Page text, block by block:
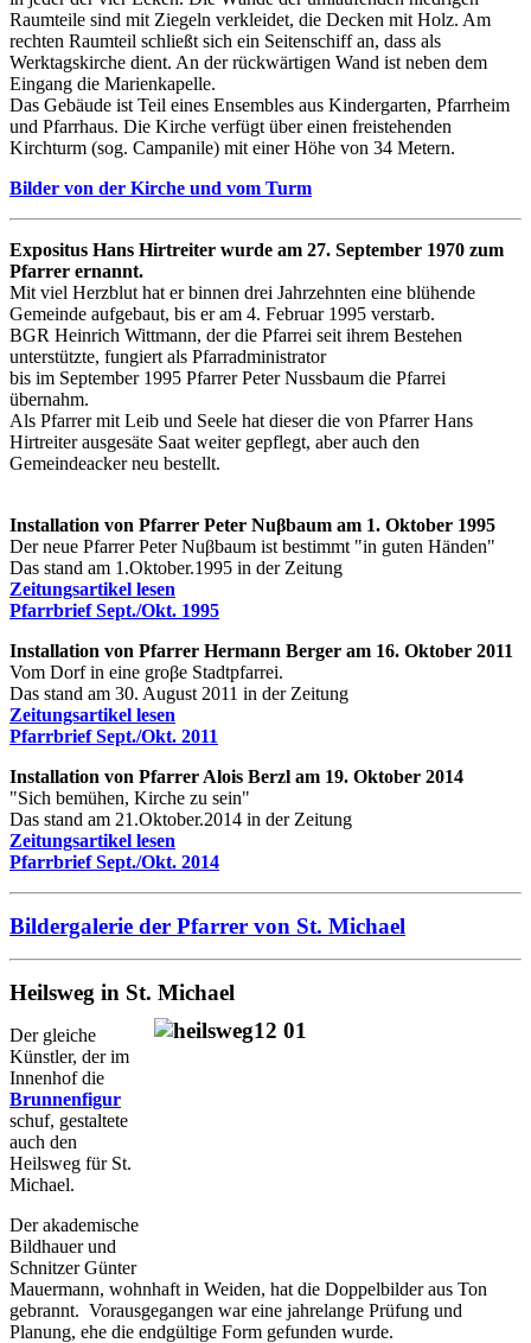
Raumteile sind mit Ziegeln verkleidet, die Decken mit Holz. Am
rechten Raumteil schließt sich ein Seitenschiff an, dass als
Werktagskirche dient. An der rückwärtigen Wand ist neben dem
Eingang die Marienkapelle.
Das Gebäude ist Teil eines Ensembles aus Kindergarten, Pfarrheim
und Pfarrhaus. Die Kirche verfügt über einen freistehenden
Kirchturm (sog. Campanile) mit einer Höhe von 34 Metern.
Bilder von der Kirche und vom Turm
Expositus Hans Hirtreiter wurde am 27. September 1970 zum
Pfarrer ernannt.
Mit viel Herzblut hat er binnen drei Jahrzehnten eine blühende
Gemeinde aufgebaut, bis er am 4. Februar 1995 verstarb.
BGR Heinrich Wittmann, der die Pfarrei seit ihrem Bestehen
unterstützte, fungiert als Pfarradministrator
bis im September 1995 Pfarrer Peter Nussbaum die Pfarrei
übernahm.
Als Pfarrer mit Leib und Seele hat dieser die von Pfarrer Hans
Hirtreiter ausgesäte Saat weiter gepflegt, aber auch den
Gemeindeacker neu bestellt.
Installation von Pfarrer Peter Nuβbaum am 1. Oktober 1995
Der neue Pfarrer Peter Nuβbaum ist bestimmt "in guten Händen"
Das stand am 1.Oktober.1995 in der Zeitung
Zeitungsartikel lesen
Pfarrbrief Sept./Okt. 1995
Installation von Pfarrer Hermann Berger am 16. Oktober 2011
Vom Dorf in eine groβe Stadtpfarrei.
Das stand am 30. August 2011 in der Zeitung
Zeitungsartikel lesen
Pfarrbrief Sept./Okt. 2011
Installation von Pfarrer Alois Berzl am 19. Oktober 2014
"Sich bemühen, Kirche zu sein"
Das stand am 21.Oktober.2014 in der Zeitung
Zeitungsartikel lesen
Pfarrbrief Sept./Okt. 2014
Bildergalerie der Pfarrer von St. Michael
Heilsweg in St. Michael
Der gleiche
Künstler, der im
Innenhof die
Brunnenfigur
schuf, gestaltete
auch den
Heilsweg für St.
Michael.
Der akademische
Bildhauer und
Schnitzer Günter
Mauermann, wohnhaft in Weiden, hat die Doppelbilder aus Ton
gebrannt. Vorausgegangen war eine jahrelange Prüfung und
Planung, ehe die endgültige Form gefunden wurde.